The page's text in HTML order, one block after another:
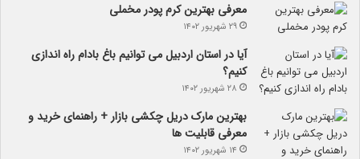
معرفی بهترین کرم پودر مخملی
۲۹ شهریور ۱۴۰۲
آیا در استان اردبیل می توانیم باغ بادام راه اندازی
کنیم؟
۲۸ شهریور ۱۴۰۲
بهترین مارک دریل چکشی بازار + راهنمای خرید و
معرفی قابلیت ها
۱۴ شهریور ۱۴۰۲